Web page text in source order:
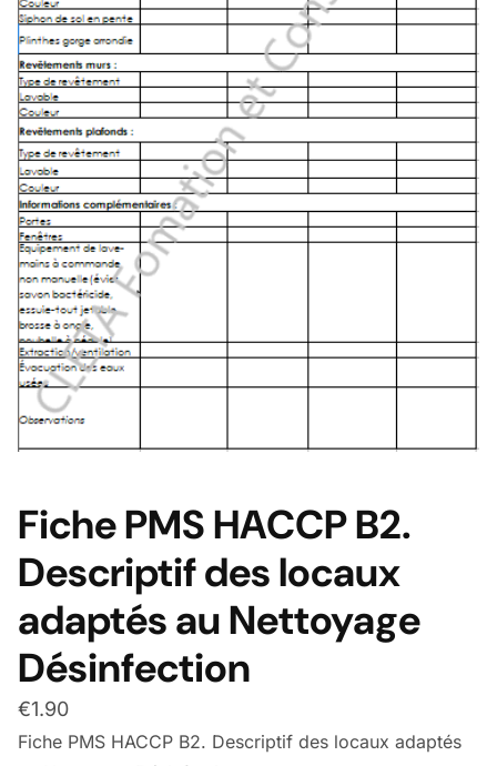
Fiche PMS HACCP B2.
Descriptif des locaux
adaptés au Nettoyage
Désinfection
€1.90
Fiche PMS HACCP B2. Descriptif des locaux adaptés